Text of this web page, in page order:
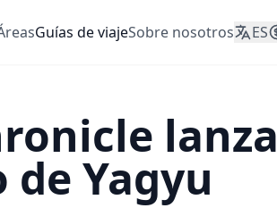
Guías de viajeSobre nosotros ES
lanza
Yagyu